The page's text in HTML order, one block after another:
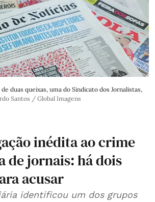
duas queixas, uma do Sindicato dos Jornalistas,
Santos / Global Imagens
inédita ao crime
de jornais: há dois
acusar
identificou um dos grupos